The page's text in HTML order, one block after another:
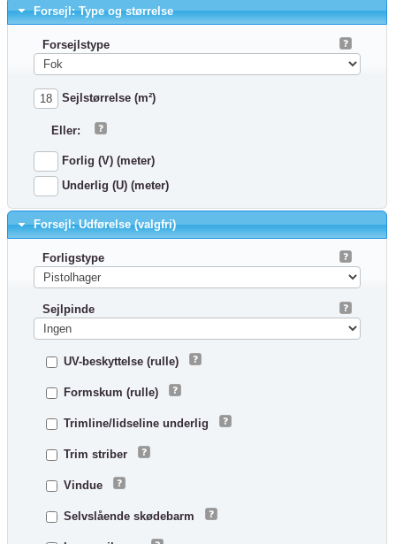
Forsejl: Type og størrelse
Forsejlstype
Sejlstørrelse (m²)
Eller:
Forlig (V) (meter)
Underlig (U) (meter)
Forsejl: Udførelse (valgfri)
Forligstype
Sejlpinde
UV-beskyttelse (rulle)
Formskum (rulle)
Trimline/lidseline underlig
Trim striber
Vindue
Selvslående skødebarm